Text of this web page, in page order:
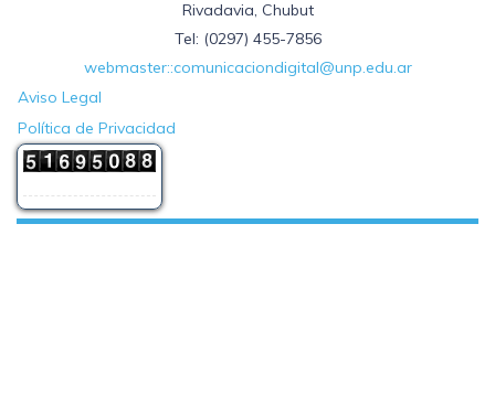
Rivadavia, Chubut
Tel: (0297) 455-7856
webmaster::comunicaciondigital@unp.edu.ar
Aviso Legal
Política de Privacidad